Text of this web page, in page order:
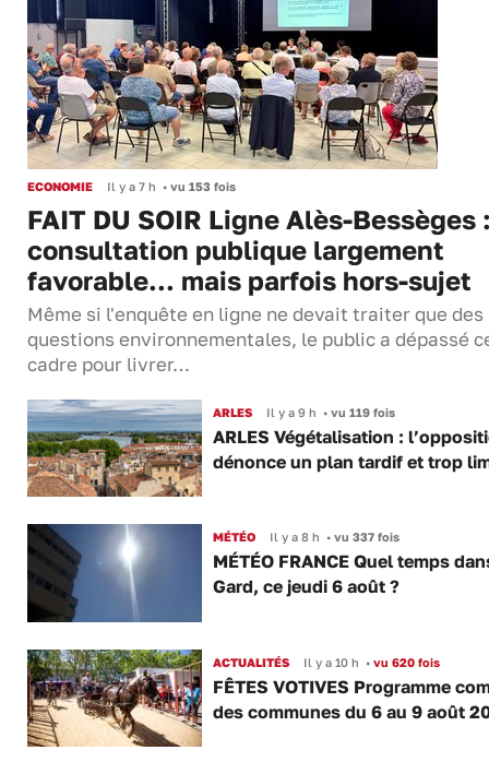
ECONOMIE Il y a 7 h • vu 153 fois
FAIT DU SOIR Ligne Alès-Bessèges
consultation publique largement
favorable... mais parfois hors-sujet
Même si l'enquête en ligne ne devait traiter que des
questions environnementales, le public a dépassé
cadre pour livrer…
ARLES Il y a 9 h •vu 119 fois
ARLES Végétalisation :
dénonce un plan tardif et trop
MÉTÉO Il y a 8 h •vu 337 fois
MÉTÉO FRANCE Quel temps
Gard, ce jeudi 6 août ?
ACTUALITÉS Il y a 10 h •vu 620 fois
FÊTES VOTIVES Programme
des communes du 6 au 9 août